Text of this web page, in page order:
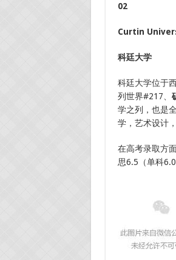
02
Curtin
科廷大学
科廷大学位于
列世界#217、
学之列，也是
学，艺术设计
在高考录取方
思6.5（单科